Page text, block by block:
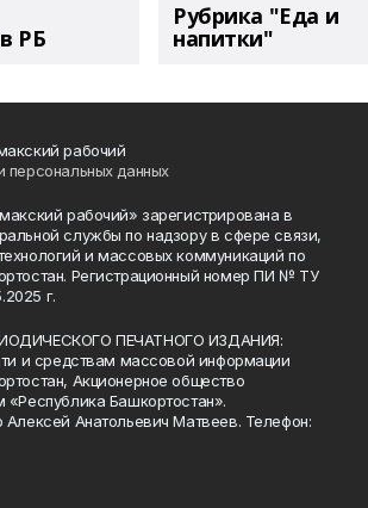
РБ
Рубрика "Еда и
напитки"
рабочий
персональных данных
рабочий» зарегистрирована в
службы по надзору в сфере связи,
и массовых коммуникаций по
Регистрационный номер ПИ № ТУ
г.
ПЕЧАТНОГО ИЗДАНИЯ:
и средствам массовой информации
Акционерное общество
«Республика Башкортостан».
Алексей Анатольевич Матвеев. Телефон: